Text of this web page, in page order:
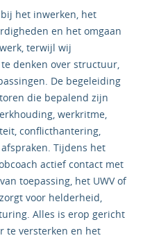
het inwerken, het
en het omgaan
terwijl wij
denken over structuur,
De begeleiding
die bepalend zijn
werkritme,
conflicthantering,
Tijdens het
actief contact met
toepassing, het UWV of
voor helderheid,
Alles is erop gericht
te versterken en het